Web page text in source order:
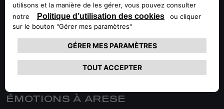
ÉMOTIONS À ARESE